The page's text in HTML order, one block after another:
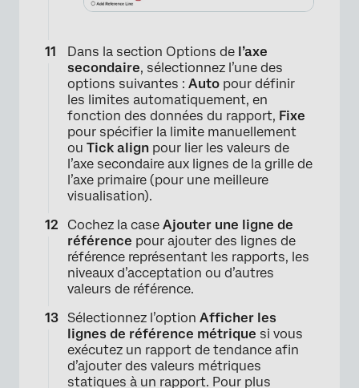
Dans la section Options de l’axe
secondaire, sélectionnez l’une des
options suivantes : Auto pour définir
les limites automatiquement, en
fonction des données du rapport, Fixe
pour spécifier la limite manuellement
ou Tick align pour lier les valeurs de
l’axe secondaire aux lignes de la grille de
l’axe primaire (pour une meilleure
visualisation).
Cochez la case Ajouter une ligne de
référence pour ajouter des lignes de
référence représentant les rapports, les
niveaux d’acceptation ou d’autres
valeurs de référence.
Sélectionnez l’option Afficher les
lignes de référence métrique si vous
exécutez un rapport de tendance afin
d’ajouter des valeurs métriques
statiques à un rapport. Pour plus